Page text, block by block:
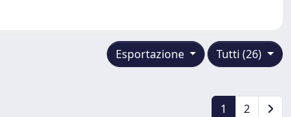
Tutti (26)
Esportazione
1 2